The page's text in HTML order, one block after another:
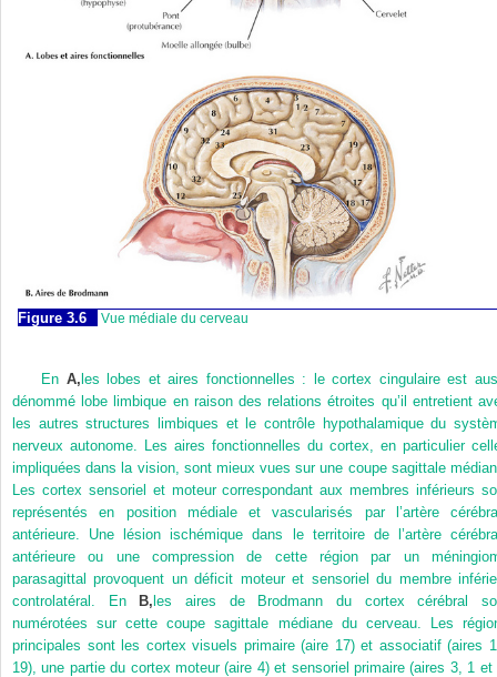
Figure 3.6 Vue médiale du cerveau
En A,les lobes et aires fonctionnelles : le cortex cingulaire est
dénommé lobe limbique en raison des relations étroites qu’il entretient
les autres structures limbiques et le contrôle hypothalamique du
nerveux autonome. Les aires fonctionnelles du cortex, en particulier
impliquées dans la vision, sont mieux vues sur une coupe sagittale
Les cortex sensoriel et moteur correspondant aux membres inférieurs
représentés en position médiale et vascularisés par l’artère
antérieure. Une lésion ischémique dans le territoire de l’artère
antérieure ou une compression de cette région par un
parasagittal provoquent un déficit moteur et sensoriel du membre
controlatéral. EnB,les aires de Brodmann du cortex cérébral
numérotées sur cette coupe sagittale médiane du cerveau. Les
principales sont les cortex visuels primaire (aire 17) et associatif (aires
19), une partie du cortex moteur (aire 4) et sensoriel primaire (aires 3, 1 et